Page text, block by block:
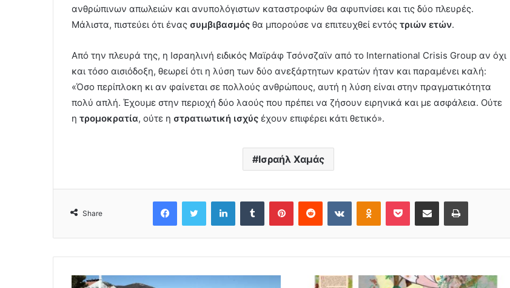
ανθρώπινων απωλειών και ανυπολόγιστων καταστροφών θα αφυπνίσει και τις δύο πλευρές.
Μάλιστα, πιστεύει ότι ένας συμβιβασμός θα μπορούσε να επιτευχθεί εντός τριών ετών.
Από την πλευρά της, η Ισραηλινή ειδικός Μαϊράφ Τσόνσζαϊν από το International Crisis Group αν όχι
και τόσο αισιόδοξη, θεωρεί ότι η λύση των δύο ανεξάρτητων κρατών ήταν και παραμένει καλή:
«Όσο περίπλοκη κι αν φαίνεται σε πολλούς ανθρώπους, αυτή η λύση είναι στην πραγματικότητα
πολύ απλή. Έχουμε στην περιοχή δύο λαούς που πρέπει να ζήσουν ειρηνικά και με ασφάλεια. Ούτε
η τρομοκρατία, ούτε η στρατιωτική ισχύς έχουν επιφέρει κάτι θετικό».
Ισραήλ Χαμάς
Share